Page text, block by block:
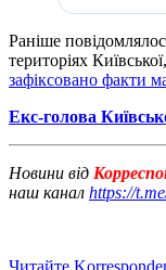
Раніше
територіях
зафіксовано факти
Екс-голова
Новини від
наш канал https://
Читайте